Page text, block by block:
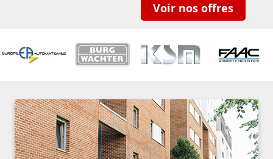
Voir nos offres